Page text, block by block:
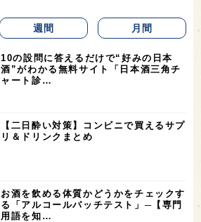
週間 月間
10の設問に答えるだけで“好みの日本
酒”がわかる無料サイト「日本酒三角チ
ャート診…
【二日酔い対策】コンビニで買えるサプ
リ＆ドリンクまとめ
お酒を飲める体質かどうかをチェックす
る「アルコールパッチテスト」─【専門
用語を知…